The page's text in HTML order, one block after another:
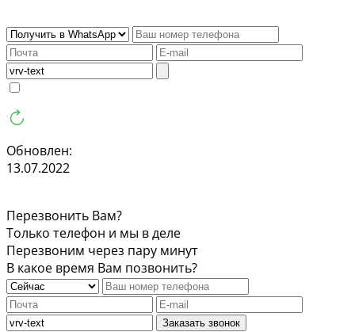
Обновлен:
13.07.2022
Перезвонить Вам?
Только телефон и мы в деле
Перезвоним через пару минут
В какое время Вам позвонить?
Заказать звонок